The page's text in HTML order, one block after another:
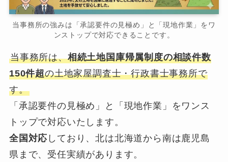
当事務所の強みは「承認要件の見極め」と「現地作業」をワ
ンストップで対応できることです。
当事務所は、相続土地国庫帰属制度の相談件数
150件超の土地家屋調査士・行政書士事務所で
す。
「承認要件の見極め」と「現地作業」をワンス
トップで対応いたします。
全国対応 しており、北は北海道から南は鹿児島
県まで、受任実績があります。